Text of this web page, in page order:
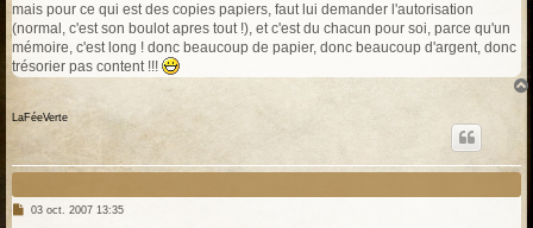
mais pour ce qui est des copies papiers, faut lui demander l'autorisation
(normal, c'est son boulot apres tout !), et c'est du chacun pour soi, parce qu'un
mémoire, c'est long ! donc beaucoup de papier, donc beaucoup d'argent, donc
trésorier pas content !!!
LaFéeVerte
M03 oct. 2007 13:35